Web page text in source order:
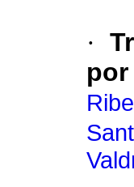
·